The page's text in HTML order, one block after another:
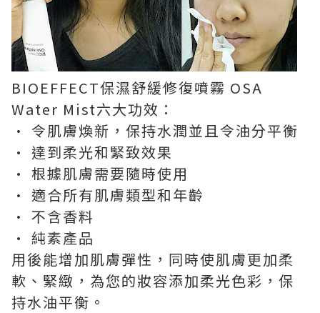
BIOEFFECT保濕舒緩修復噴霧 OSA
Water Mist六大功效：
• 令肌膚煥新，保持水潤並且令油分平衡
• 達到柔光和緊致效果
• 根據肌膚需要隨時使用
• 適合所有肌膚類型和年齡
• 不含香料
• 純素產品
用後能增加肌膚彈性，同時使肌膚更加柔
軟、緊緻，為您的妝容添加柔光色彩，保
持水油平衡。